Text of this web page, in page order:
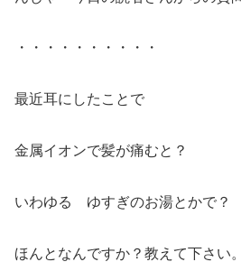
・・・・・・・・・・
最近耳にしたことで
金属イオンで髪が痛むと？
いわゆる ゆすぎのお湯とかで？
ほんとなんですか？教えて下さい。